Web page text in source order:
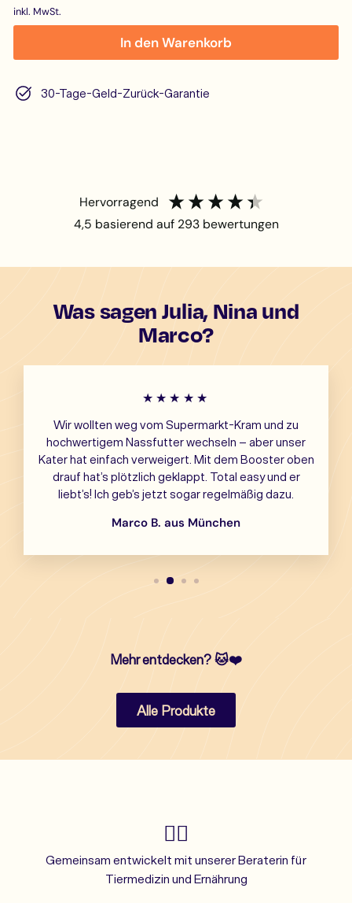
inkl. MwSt.
In den Warenkorb
30-Tage-Geld-Zurück-Garantie
hervorragend
4,5 basierend auf 293bewertungen
Was sagen Julia, Nina und
Marco?
★★★★★
Wir wollten weg vom Supermarkt-Kram und zu
hochwertigem Nassfutter wechseln – aber unser
Kater hat einfach verweigert. Mit dem Booster oben
drauf hat’s plötzlich geklappt. Total easy und er
liebt’s! Ich geb’s jetzt sogar regelmäßig dazu.
Marco B. aus München
Mehr entdecken? 🐱❤️
Alle Produkte
👩‍⚕️
Gemeinsam entwickelt mit unserer Beraterin für
Tiermedizin und Ernährung